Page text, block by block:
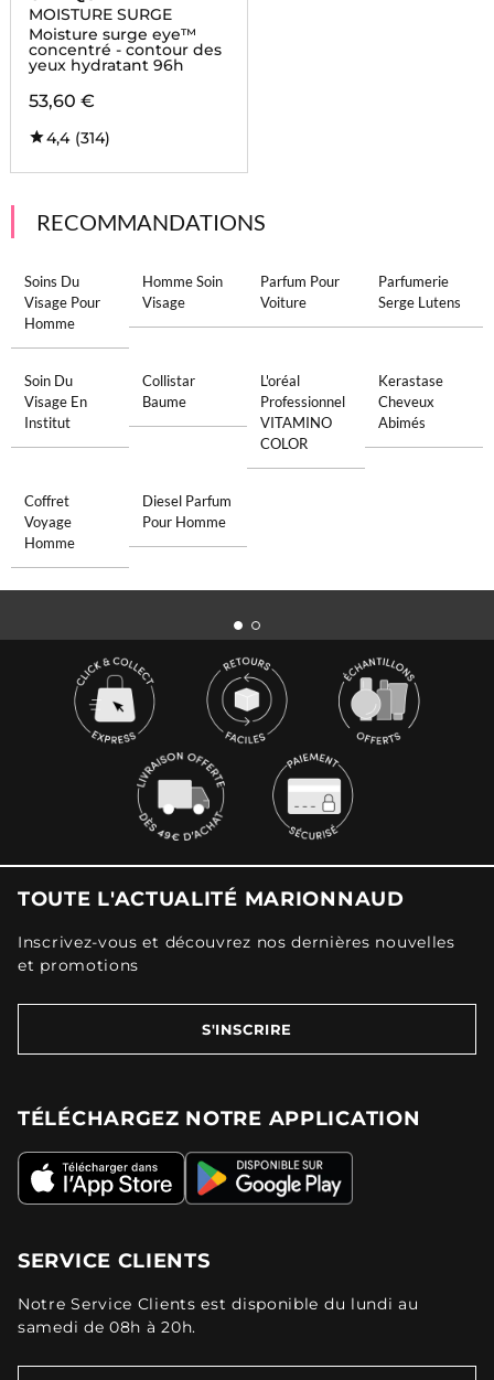
MOISTURE SURGE
Moisture surge eye™
concentré - contour des
yeux hydratant 96h
53,60 €
4,4 (314)
RECOMMANDATIONS
Soins Du
Visage Pour
Homme
Homme Soin
Visage
Parfum Pour
Voiture
Parfumerie
Serge Lutens
Soin Du
Visage En
Institut
Collistar
Baume
L'oréal
Professionnel
VITAMINO
COLOR
Kerastase
Cheveux
Abimés
Coffret
Voyage
Homme
Diesel Parfum
Pour Homme
TOUTE L'ACTUALITÉ MARIONNAUD
Inscrivez-vous et découvrez nos dernières nouvelles
et promotions
S'INSCRIRE
TÉLÉCHARGEZ NOTRE APPLICATION
SERVICE CLIENTS
Notre Service Clients est disponible du lundi au
samedi de 08h à 20h.